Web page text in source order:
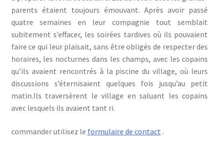
parents étaient toujours émouvant. Après avoir passé
quatre semaines en leur compagnie tout semblait
subitement s’effacer, les soirées tardives où ils pouvaient
faire ce qui leur plaisait, sans être obligés de respecter des
horaires, les nocturnes dans les champs, avec les copains
qu’ils avaient rencontrés à la piscine du village, où leurs
discussions s’éternisaient quelques fois jusqu’au petit
matin.Ils traversèrent le village en saluant les copains
avec lesquels ils avaient tant ri.
commander utilisez le formulaire de contact .